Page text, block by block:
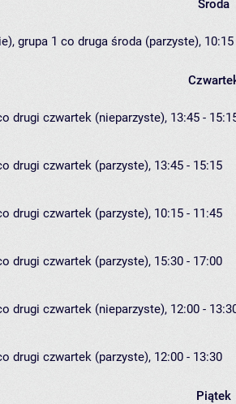
Środa
grupa 1 co druga środa (parzyste), 10:15
drugi czwartek (nieparzyste), 13:45 -
drugi czwartek (parzyste), 13:45 - 15:15
drugi czwartek (parzyste), 10:15 - 11:45
drugi czwartek (parzyste), 15:30 - 17:00
drugi czwartek (nieparzyste), 12:00 -
drugi czwartek (parzyste), 12:00 - 13:30
Piątek